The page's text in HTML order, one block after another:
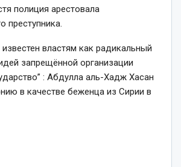
полиция арестовала
преступника.
властям как радикальный
запрещённой организации
: Абдулла аль-Хадж Хасан
в качестве беженца из Сирии в